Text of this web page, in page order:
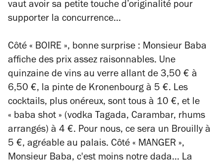
vaut avoir sa petite touche d’originalité pour
supporter la concurrence...
Côté « BOIRE », bonne surprise : Monsieur Baba
affiche des prix assez raisonnables. Une
quinzaine de vins au verre allant de 3,50 € à
6,50 €, la pinte de Kronenbourg à 5 €. Les
cocktails, plus onéreux, sont tous à 10 €, et le
« baba shot » (vodka Tagada, Carambar, rhums
arrangés) à 4 €. Pour nous, ce sera un Brouilly à
5 €, agréable au palais. Côté « MANGER »,
Monsieur Baba, c'est moins notre dada... La